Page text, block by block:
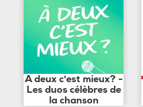
A deux c'est mieux? -
Les duos célèbres de
la chanson